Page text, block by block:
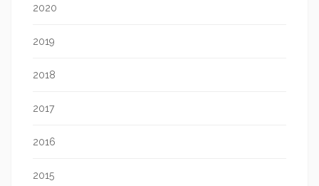
2020
2019
2018
2017
2016
2015